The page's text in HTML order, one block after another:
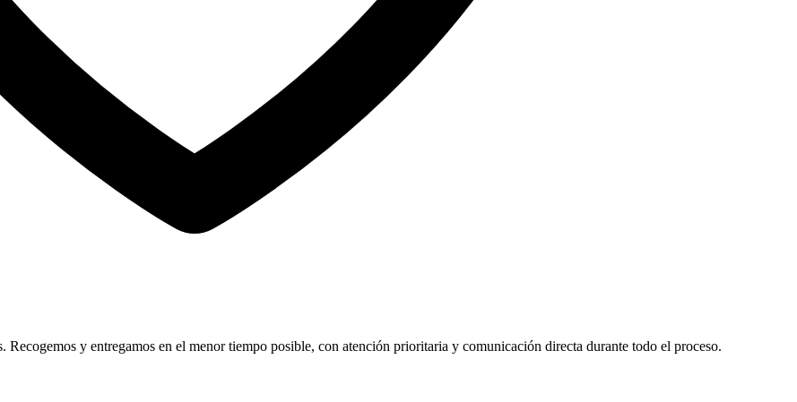
Recogemos y entregamos en el menor tiempo posible, con atención prioritaria y comunicación directa durante todo el proceso.